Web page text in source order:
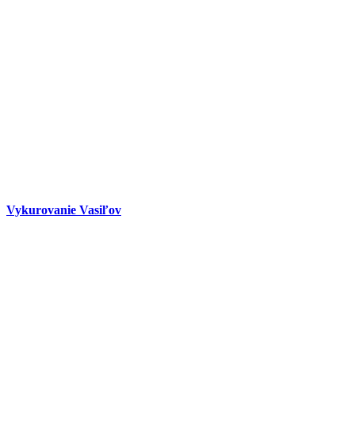
Vykurovanie Vasiľov